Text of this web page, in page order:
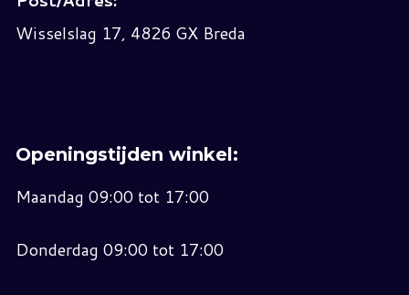
Wisselslag 17, 4826 GX Breda
Openingstijden winkel:
Maandag 09:00 tot 17:00
Donderdag 09:00 tot 17:00